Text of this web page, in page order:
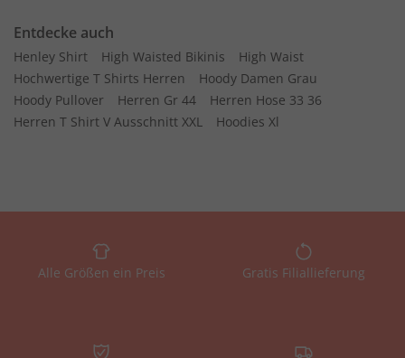
Entdecke auch
Henley Shirt High Waisted Bikinis
High Waist
Hochwertige T Shirts Herren
Hoody Damen Grau
Hoody Pullover
Herren Gr 44
Herren Hose 33 36
Herren T Shirt V Ausschnitt XXL
Hoodies Xl
Alle Größen ein Preis Gratis Filiallieferung